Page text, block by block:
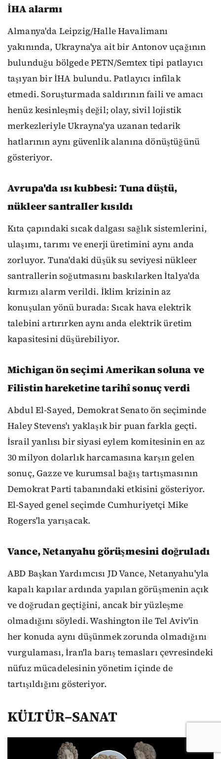
İHA alarmı
Almanya'da Leipzig/Halle Havalimanı
yakınında, Ukrayna'ya ait bir Antonov uçağının
bulunduğu bölgede PETN/Semtex tipi patlayıcı
taşıyan bir İHA bulundu. Patlayıcı infilak
etmedi. Soruşturmada saldırının faili ve amacı
henüz kesinleşmiş değil; olay, sivil lojistik
merkezleriyle Ukrayna'ya uzanan tedarik
hatlarının aynı güvenlik alanına dönüştüğünü
gösteriyor.
Avrupa'da ısı kubbesi: Tuna düştü,
nükleer santraller kısıldı
Kıta çapındaki sıcak dalgası sağlık sistemlerini,
ulaşımı, tarımı ve enerji üretimini aynı anda
zorluyor. Tuna'daki düşük su seviyesi nükleer
santrallerin soğutmasını baskılarken İtalya'da
kırmızı alarm verildi. İklim krizinin az
konuşulan yönü burada: Sıcak hava elektrik
talebini artırırken aynı anda elektrik üretim
kapasitesini düşürebiliyor.
Michigan ön seçimi Amerikan soluna ve
Filistin hareketine tarihî sonuç verdi
Abdul El-Sayed, Demokrat Senato ön seçiminde
Haley Stevens'ı yaklaşık bir puan farkla geçti.
İsrail yanlısı bir siyasi eylem komitesinin en az
30 milyon dolarlık harcamasına karşın gelen
sonuç, Gazze ve kurumsal bağış tartışmasının
Demokrat Parti tabanındaki etkisini gösteriyor.
El-Sayed genel seçimde Cumhuriyetçi Mike
Rogers'la yarışacak.
Vance, Netanyahu görüşmesini doğruladı
ABD Başkan Yardımcısı JD Vance, Netanyahu'yla
kapalı kapılar ardında yapılan görüşmenin açık
ve doğrudan geçtiğini, ancak bir yüzleşme
olmadığını söyledi. Washington ile Tel Aviv'in
her konuda aynı düşünmek zorunda olmadığını
vurgulaması, İran'la barış temasları çevresindeki
nüfuz mücadelesinin yönetim içinde de
tartışıldığını gösteriyor.
KÜLTÜR–SANAT